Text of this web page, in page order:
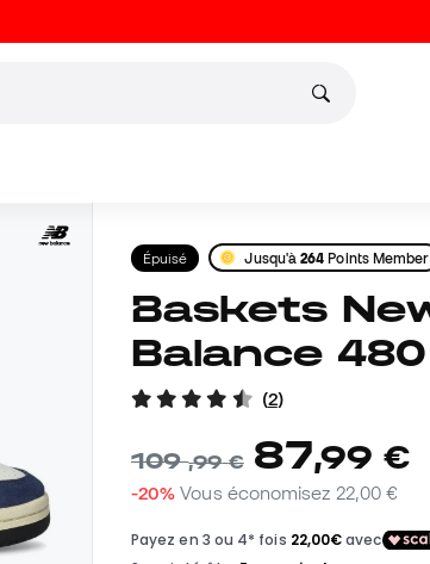
Épuisé Jusqu'à264 Points Member
Baskets New
Balance 480
(2)
109,99 € 87,99 €
-20% Vous économisez 22,00 €